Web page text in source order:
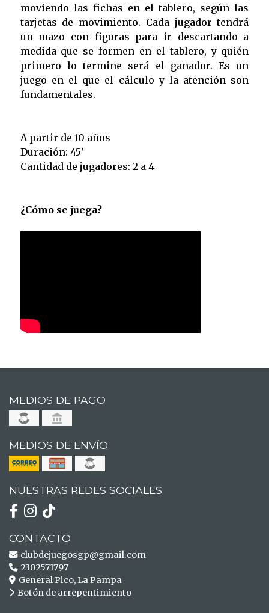
moviendo las fichas en el tablero, según las
tarjetas de movimiento. Cada jugador tendrá
un mazo con figuras para ir descartando a
medida que se formen en el tablero, y quién
primero lo termine será el ganador. Es un
juego en el que el cálculo y la atención son
fundamentales.
A partir de 10 años
Duración: 45'
Cantidad de jugadores: 2 a 4
¿Cómo se juega?
MEDIOS DE PAGO
MEDIOS DE ENVÍO
NUESTRAS REDES SOCIALES
CONTACTO
clubdejuegosgp@gmail.com
2302571797
General Pico, La Pampa
Botón de arrepentimiento